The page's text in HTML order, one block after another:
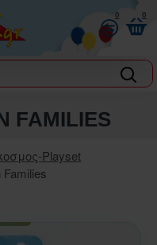
0 0
Playset
FAMILIES